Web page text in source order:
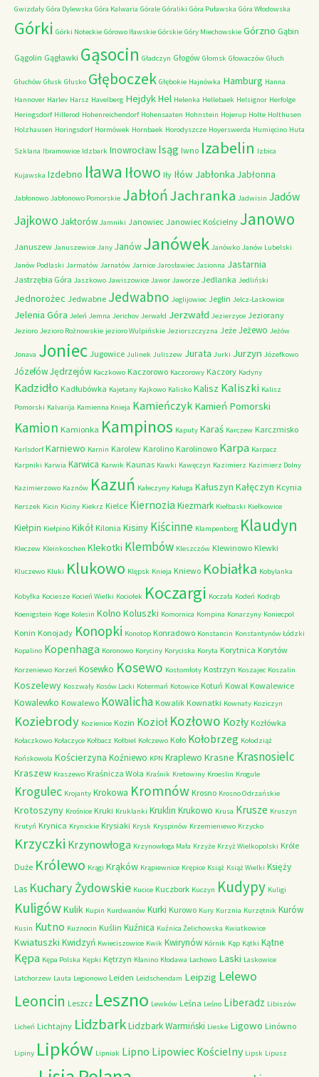
Gwizdały Góra Dylewska Góra Kalwaria Górale Góraliki Góra Puławska Góra Włodowska
Górki Górki Noteckie Górowo Iławskie Górskie Góry Miechowskie Górzno Gąbin
Gągolin Gągławki Gąsocin Gładczyn Głogów Głomsk Głowaczów Głuch
Głuchów Głusk Głusko Głęboczek Głębokie Hajnówka Hamburg Hanna
Hannover Harlev Harsz Havelberg HejdykHel Helenka Hellebaek Helsignor Herfolge
Heringsdorf Hillerod Hohenreichendorf Hohensaaten Hohnstein Hojerup Holte Holthusen
Holzhausen Horingsdorf Hormówek Hornbaek Horodyszcze Hoyerswerda Humięcino Huta
Szklana Ibramowice Idzbark Inowrocław Isąg Iwno Izabelin Izbica
Kujawska Izdebno Iława Iłowo Iły Iłów Jabłonka Jabłonna
Jabłonowo Jabłonowo Pomorskie JabłońJachranka Jadwisin Jadów
Jajkowo Jaktorów Jamniki Janowiec Janowiec Kościelny Janowo
Januszew Januszewice Jany Janów Janówek Janówko Janów Lubelski
Janów Podlaski Jarmatów Jarnatów Jarnice Jarosławiec Jasionna Jastarnia
Jastrzębia Góra Jaszkowo Jawiszowice Jawor Jaworze Jedlanka Jedliński
Jednorożec Jedwabne Jedwabno Jeglijowiec Jeglin Jelcz-Laskowice
Jelenia Góra Jeleń Jemna Jerichov Jerwałd Jerzwałd Jezierzyce Jeziorany
Jezioro Jezioro Rożnowskie jezioro Wulpińskie Jeziorszczyzna Jeże Jeżewo Jeżów
Jonava Joniec Jugowice Julinek Juliszew Jurata Jurki Jurzyn Józefkowo
JózefówJędrzejów Kaczkowo Kaczorowo Kaczorowy Kaczory Kadyny
Kadzidło Kadłubówka Kajetany Kajkowo Kalisko Kalisz Kaliszki Kalisz
Pomorski Kalvarija Kamienna Knieja Kamieńczyk Kamień Pomorski
Kamion Kamionka Kampinos Kaputy Karaś Karczew Karczmisko
Karlsdorf Karniewo Karnin Karolew Karolino Karolinowo Karpa Karpacz
Karpniki Karwia Karwica Karwik Kaunas Kawki Kawęczyn Kazimierz Kazimierz Dolny
Kazimierzowo Kaznów Kazuń Kałeczyny Kaługa Kałuszyn Kałęczyn Kcynia
Kerszek Kicin Kiciny Kiekrz Kielce Kiernozia Kiezmark Kiełbaski Kiełkowice
Kiełpin Kiełpino Kikół Kilonia Kisiny Kiścinne Klampenborg Klaudyn
Kleczew Kleinkoschen Klekotki Klembów Kleszczów Klewinowo Klewki
Kluczewo Kluki Klukowo Klępsk Knieja Kniewo Kobiałka Kobylanka
Kobyłka Kociesze Kocień Wielki Kociołek Koczargi Koczała Kodeń Kodrąb
Koenigstein Koge Kolesin Kolno Koluszki Komornica Kompina Konarzyny Koniecpol
Konin Konojady Konopki Konotop Konradowo Konstancin Konstantynów Łódzki
Kopalino Kopenhaga Koronowo Koryciny Koryciska Koryta Korytnica Korytów
Korzeniewo Korzeń Kosewko Kosewo Kostomłoty Kostrzyn Koszajec Koszalin
Koszelewy Koszwały Kosów Lacki Kotermań Kotowice Kotuń Kowal Kowalewice
Kowalewko Kowalewo Kowalicha Kowalik Kownatki Kownaty Koziczyn
Koziebrody Kozienice Kozin Kozioł Kozłowo Kozły Kozłówka
Kołaczkowo Kołaczyce Kołbacz Kołbiel Kołczewo Koło Kołobrzeg Kołodziąż
Końskowola Kościerzyna Koźniewo KPN Kraplewo Krasne Krasnosielc
Kraszew Kraszewo Kraśnicza Wola Kraśnik Kretowiny Kroeslin Krogule
Krogulec Krojanty Krokowa Kromnów Krosno Krosno Odrzańskie
Krotoszyny Krośnice Kruki Kruklanki Kruklin Krukowo Krusa Krusze Kruszyn
Krutyń Krynica Krynickie Krysiaki Krysk Kryspinów Krzemieniewo Krzycko
Krzyczki Krzynowłoga Krzynowłoga Mała Krzyże Krzyż Wielkopolski Króle
Duże Królewo Krągi Krąków Krąpiewnice Krępice Książ Książ Wielki Księży
Las Kuchary Żydowskie Kucice Kuczbork Kuczyn Kudypy Kuligi
KuligówKulik Kupin Kurdwanów Kurki Kurowo Kury Kurznia Kurzętnik Kurów
Kusin Kutno Kuznocin Kuślin Kuźnica Kuźnica Żelichowska Kwiatkowice
Kwiatuszki Kwidzyń Kwieciszowice Kwik Kwirynów Kórnik Kąp Kątki Kątne
Kępa Kępa Polska Kępki Kętrzyn Kłanino Kłodawa Lachowo Laski Laskowice
Latchorzew Lauta Legionowo Leiden Leidschendam Leipzig Lelewo
Leoncin Leszcz Leszno Lewków Leśna Leśno Liberadz Libiszów
Licheń Lichtajny LidzbarkLidzbark Warmiński Lieske Ligowo Linówno
Lipiny Lipków Lipniak Lipno Lipowiec Kościelny Lipsk Lipusz